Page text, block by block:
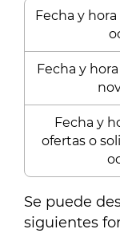
Fecha y
Fecha y
Fecha y
ofertas o
Se puede
siguientes